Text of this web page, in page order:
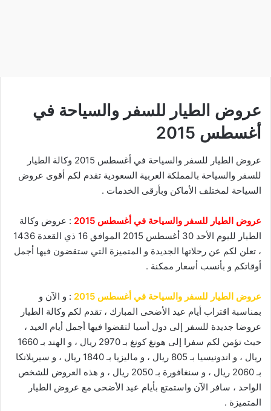
عروض الطيار للسفر والسياحة في
أغسطس 2015
عروض الطيار للسفر والسياحة في أغسطس 2015 وكالة الطيار
للسفر والسياحة بالمملكة العربية السعودية تقدم لكم أقوى عروض
السياحة لمختلف الأماكن وبأرقى الخدمات .
عروض الطيار للسفر والسياحة في أغسطس 2015
: عروض وكالة
الطيار لليوم الأحد 30 أغسطس 2015 الموافق 16 ذي القعدة 1436
، تعلن لكم عن رحلاتها الجديدة و المتميزة التي ستقضون فيها أجمل
أوقاتكم و بأنسب أسعار ممكنة .
عروض الطيار للسفر والسياحة في أغسطس 2015
: و الآن و
بمناسبة اقتراب أيام عيد الأضحى المبارك ، تقدم لكم وكالة الطيار
عروضا جديدة للسفر إلى دول أسيا لتقضوا فيها أجمل أيام العيد ،
حيث تؤمن لكم سفرا إلى هونغ كونغ بـ 2970 ريال ، و الهند بـ 1660
ريال ، و اندونيسيا بـ 805 ريال ، و ماليزيا بـ 1840 ريال ، و سيريلانكا
بـ 2060 ريال ، و سنغافورة بـ 2050 ريال ، و هذه العروض للشخص
الواحد ، سافر الآن واستمتع بأيام عيد الأضحى مع عروض الطيار
المتميزة .